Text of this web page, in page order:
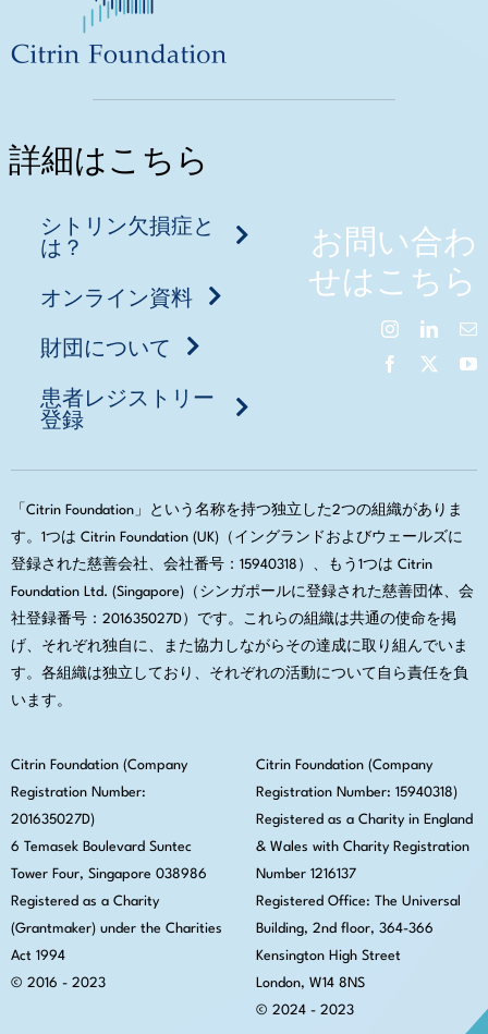
詳細はこちら
シトリン欠損症と
は？
オンライン資料
財団について
患者レジストリー
登録
お問い合わ
せはこちら
「Citrin Foundation」という名称を持つ独立した2つの組織がありま
す。1つは Citrin Foundation (UK)（イングランドおよびウェールズに
登録された慈善会社、会社番号：15940318）、もう1つは Citrin
Foundation Ltd. (Singapore)（シンガポールに登録された慈善団体、会
社登録番号：201635027D）です。これらの組織は共通の使命を掲
げ、それぞれ独自に、また協力しながらその達成に取り組んでいま
す。各組織は独立しており、それぞれの活動について自ら責任を負
います。
Citrin Foundation (Company
Registration Number:
201635027D)
6 Temasek Boulevard Suntec
Tower Four, Singapore 038986
Registered as a Charity
(Grantmaker) under the Charities
Act 1994
© 2016 - 2023
Citrin Foundation (Company
Registration Number: 15940318)
Registered as a Charity in England
& Wales with Charity Registration
Number 1216137
Registered Office:
The Universal
Building, 2nd floor, 364-366
Kensington High Street
London, W14 8NS
© 2024 - 2023